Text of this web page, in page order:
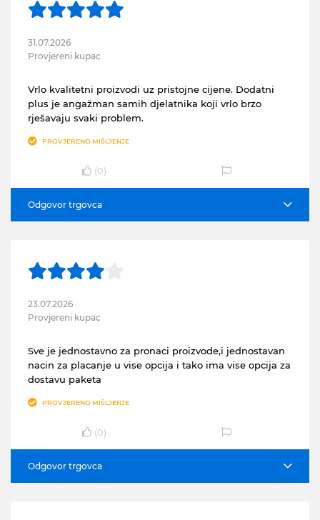
31.07.2026
Provjereni kupac
Vrlo kvalitetni proizvodi uz pristojne cijene. Dodatni
plus je angažman samih djelatnika koji vrlo brzo
rješavaju svaki problem.
PROVJERENO MIŠLJENJE
(0)
Odgovor trgovca
23.07.2026
Provjereni kupac
Sve je jednostavno za pronaci proizvode,i jednostavan
nacin za placanje u vise opcija i tako ima vise opcija za
dostavu paketa
PROVJERENO MIŠLJENJE
(0)
Odgovor trgovca